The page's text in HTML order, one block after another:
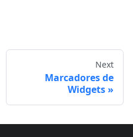
Next
Marcadores de
Widgets